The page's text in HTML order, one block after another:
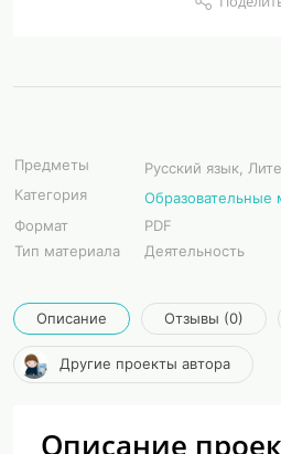
Предметы
Русский язык,
Категория
Образовательные
Формат
PDF
Тип материала
Деятельность
Описание Отзывы (0)
Другие проекты автора
Описание